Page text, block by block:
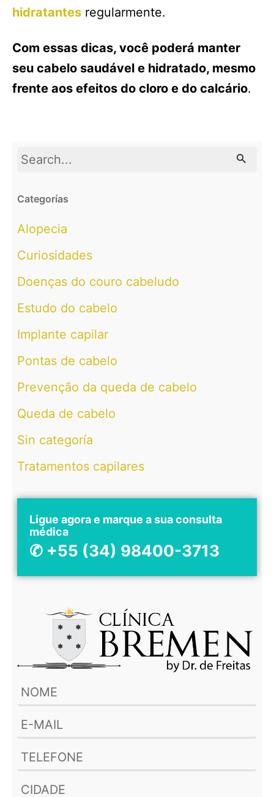
hidratantes regularmente.
Com essas dicas, você poderá manter
seu cabelo saudável e hidratado, mesmo
frente aos efeitos do cloro e do calcário.
Search
Categorías
Alopecia
Curiosidades
Doenças do couro cabeludo
Estudo do cabelo
Implante capilar
Pontas de cabelo
Prevenção da queda de cabelo
Queda de cabelo
Sin categoría
Tratamentos capilares
Ligue agora e marque a sua consulta
médica
✆ +55 (34) 98400-3713